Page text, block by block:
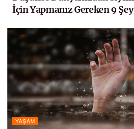
İçin Yapmanız Gereken 9 Şey
YAŞAM